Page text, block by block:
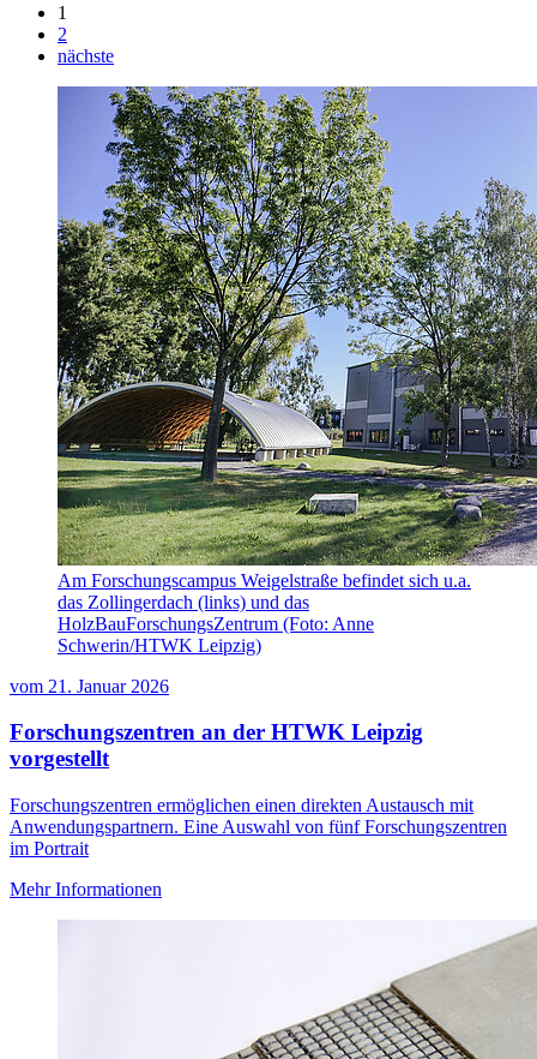
1
2
nächste
Am Forschungscampus Weigelstraße befindet sich u.a.
das Zollingerdach (links) und das
HolzBauForschungsZentrum (Foto: Anne
Schwerin/HTWK Leipzig)
vom 21. Januar 2026
Forschungszentren an der HTWK Leipzig
vorgestellt
Forschungszentren ermöglichen einen direkten Austausch mit
Anwendungspartnern. Eine Auswahl von fünf Forschungszentren
im Portrait
Mehr Informationen